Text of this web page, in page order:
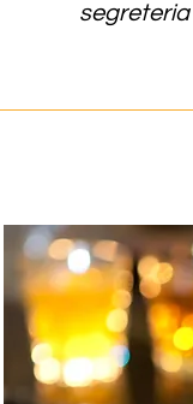
segreteria